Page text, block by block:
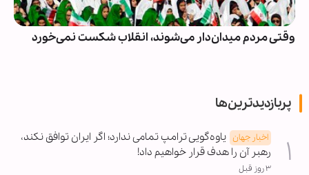
وقتی مردم میدان‌دار می‌شوند، انقلاب شکست نمی‌خورد
پربازدیدترین‌ها
اخبار جهان یاوه‌گویی ترامپ تمامی ندارد؛ اگر ایران توافق نکند،
رهبر آن را هدف قرار خواهیم داد!
۳ روز قبل